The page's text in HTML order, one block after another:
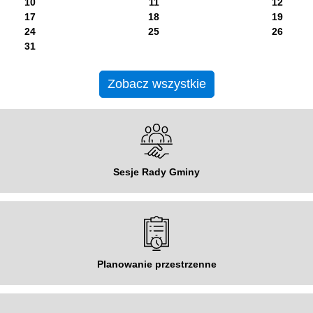
17 18
19
24 25
26
31
Zobacz wszystkie
Sesje Rady Gminy
Planowanie przestrzenne